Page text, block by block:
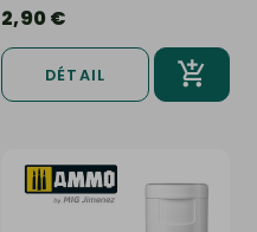
2,90 €
DÉTAIL